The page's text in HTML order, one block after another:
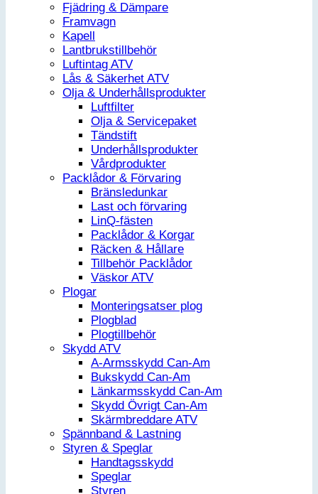
Fjädring & Dämpare
Framvagn
Kapell
Lantbrukstillbehör
Luftintag ATV
Lås & Säkerhet ATV
Olja & Underhållsprodukter
Luftfilter
Olja & Servicepaket
Tändstift
Underhållsprodukter
Vårdprodukter
Packlådor & Förvaring
Bränsledunkar
Last och förvaring
LinQ-fästen
Packlådor & Korgar
Räcken & Hållare
Tillbehör Packlådor
Väskor ATV
Plogar
Monteringsatser plog
Plogblad
Plogtillbehör
Skydd ATV
A-Armsskydd Can-Am
Bukskydd Can-Am
Länkarmsskydd Can-Am
Skydd Övrigt Can-Am
Skärmbreddare ATV
Spännband & Lastning
Styren & Speglar
Handtagsskydd
Speglar
Styren